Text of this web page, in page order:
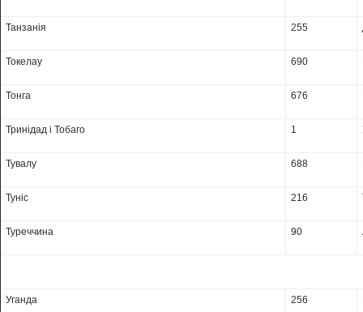
Танзанія 255
Токелау 690
Тонга 676
Тринідад і Тобаго 1
Тувалу 688
Туніс 216
Туреччина 90
Уганда 256